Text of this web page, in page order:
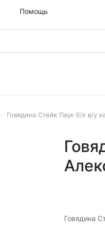
Помощь
Говядина Стейк Паук б/к в/у
Говядина